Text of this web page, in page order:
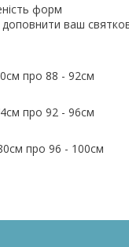
форм
доповнити ваш
про 88 - 92см
про 92 - 96см
про 96 - 100см